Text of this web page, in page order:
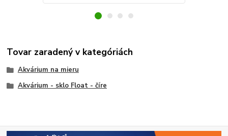
Tovar zaradený v kategóriách
Akvárium na mieru
Akvárium - sklo Float - číre